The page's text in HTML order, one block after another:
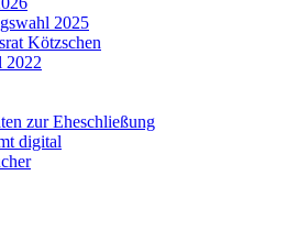
2025
Kötzschen
2022
zur Eheschließung
digital